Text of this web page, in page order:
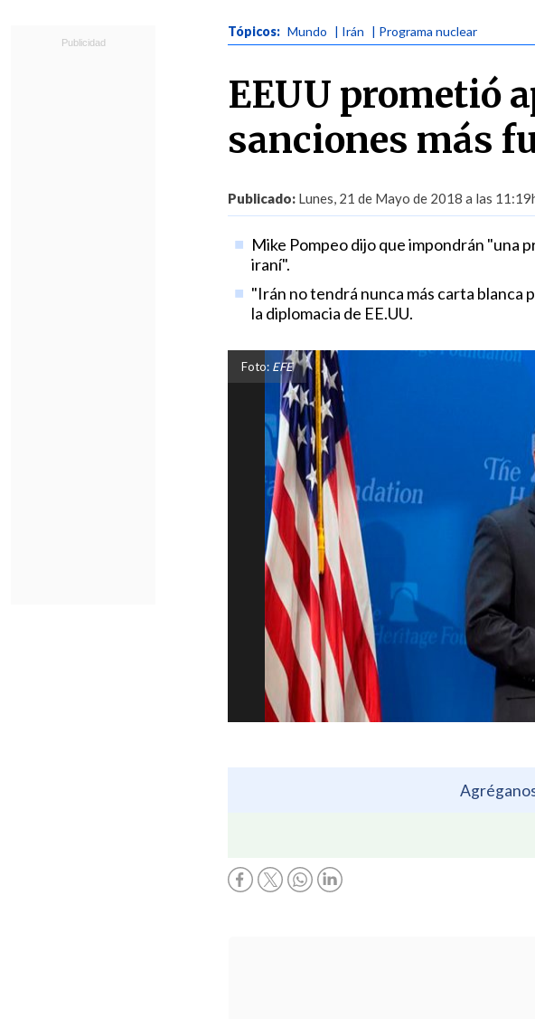
Tópicos: Mundo | Irán | Programa nuclear
EEUU prometió
sanciones más
Publicado: Lunes, 21 de Mayo de 2018 a las
Mike Pompeo dijo que impondrán "una
iraní".
"Irán no tendrá nunca más carta blanca
la diplomacia de EE.UU.
Foto: EFE